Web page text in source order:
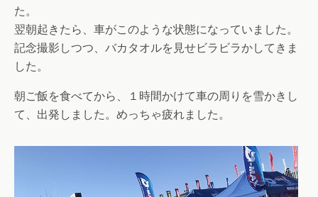
た。
翌朝起きたら、車がこのような状態になっていました。
記念撮影しつつ、バカタオルを見せビラビラかしてきま
した。
朝ご飯を食べてから、１時間かけて車の周りを雪かきし
て、出発しました。めっちゃ疲れました。